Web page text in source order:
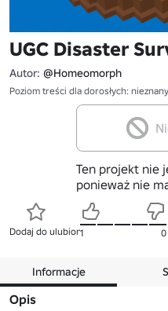
UGC Disaster
Autor: @Homeomorph
Poziom treści dla dorosłych: nieznany
Ten projekt nie
ponieważ nie
Dodaj do ulubionych
1 0
Informacje
Opis